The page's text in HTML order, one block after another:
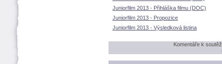
Juniorfilm 2013 - Přihláška filmu (DOC)
Juniorfilm 2013 - Propozice
Juniorfilm 2013 - Výsledková listina
Komentáře k